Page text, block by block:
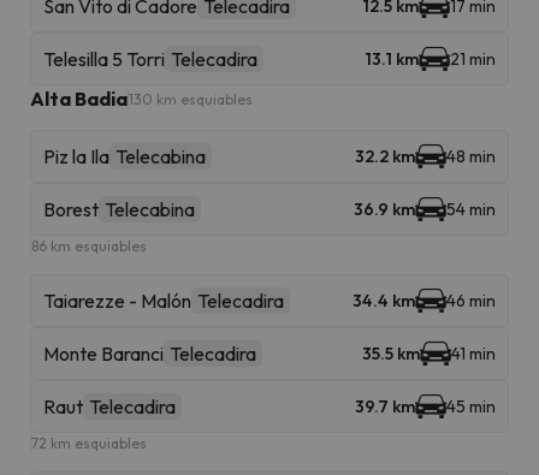
San Vito di Cadore Telecadira 12.5 km 17 min
Telesilla 5 Torri Telecadira 13.1 km 21 min
Alta Badia130 km esquiables
Piz la Ila Telecabina 32.2 km 48 min
Borest Telecabina 36.9 km 54 min
86 km esquiables
Taiarezze - Malón Telecadira 34.4 km 46 min
Monte Baranci Telecadira 35.5 km 41 min
Raut Telecadira 39.7 km 45 min
72 km esquiables